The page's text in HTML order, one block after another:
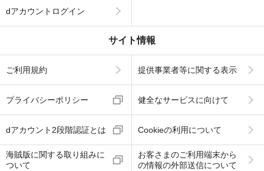
dアカウントログイン
サイト情報
ご利用規約 提供事業者等に関する表示
プライバシーポリシー 健全なサービスに向けて
dアカウント2段階認証とは Cookieの利用について
海賊版に関する取り組みに
ついて
お客さまのご利用端末から
の情報の外部送信について